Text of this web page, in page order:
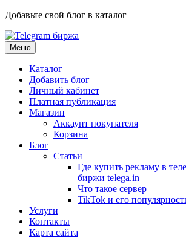
Добавьте свой блог в каталог
Меню Перейти
к
содержанию
Каталог
Добавить блог
Личный кабинет
Платная публикация
Магазин
Аккаунт покупателя
Корзина
Блог
Статьи
Где купить рекламу в
биржи telega.in
Что такое сервер
TikTok и его
Услуги
Контакты
Карта сайта